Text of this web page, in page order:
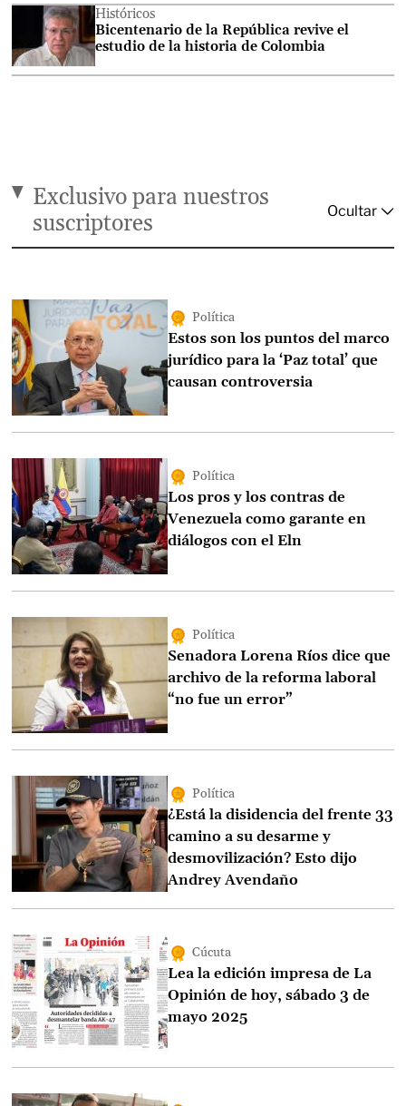
Históricos
Bicentenario de la República revive el
estudio de la historia de Colombia
Exclusivo para nuestros
suscriptores
Política
Estos son los puntos del marco
jurídico para la ‘Paz total’ que
causan controversia
Política
Los pros y los contras de
Venezuela como garante en
diálogos con el Eln
Política
Senadora Lorena Ríos dice que
archivo de la reforma laboral
“no fue un error”
Política
¿Está la disidencia del frente 33
camino a su desarme y
desmovilización? Esto dijo
Andrey Avendaño
Cúcuta
Lea la edición impresa de La
Opinión de hoy, sábado 3 de
mayo 2025